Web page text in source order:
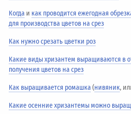
Когда и как проводится ежегодная
для производства цветов на срез
Как нужно срезать цветки роз
Какие виды хризантем выращиваются в
получения цветов на срез
Как выращивается ромашка(нивяник,
Какие осенние хризантемы можно